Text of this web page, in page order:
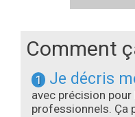
Comment
1 Je décris
avec précision pour
professionnels. Ça